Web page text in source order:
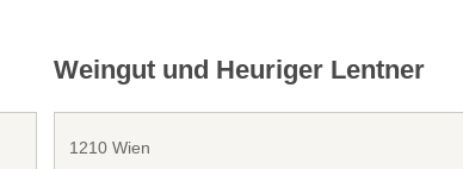
Weingut und Heuriger Lentner
1210 Wien